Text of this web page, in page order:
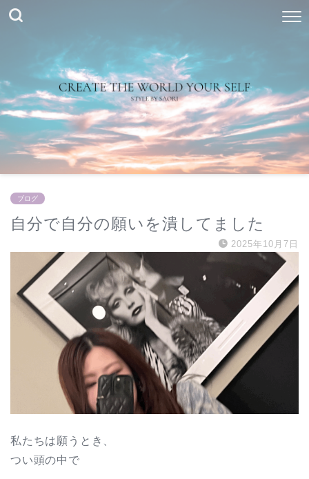
ブログ
自分で自分の願いを潰してました
2025年10月7日
私たちは願うとき、
つい頭の中で